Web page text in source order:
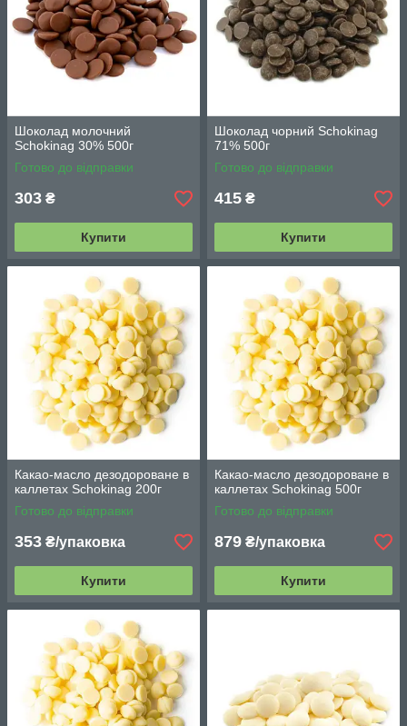
Шоколад молочний
Schokinag 30% 500г
Готово до відправки
303 ₴
Купити
Шоколад чорний Schokinag
71% 500г
Готово до відправки
415 ₴
Купити
Какао-масло дезодороване в
каллетах Schokinag 200г
Готово до відправки
353 ₴/упаковка
Купити
Какао-масло дезодороване в
каллетах Schokinag 500г
Готово до відправки
879 ₴/упаковка
Купити